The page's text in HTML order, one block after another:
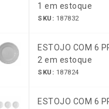
1 em estoque
SKU: 187832
ESTOJO COM 6
2 em estoque
SKU: 187824
ESTOJO COM 6